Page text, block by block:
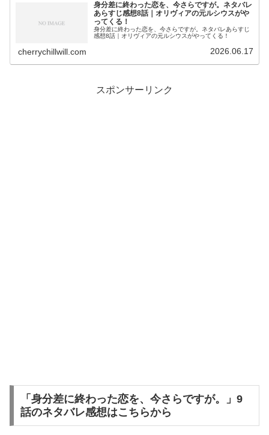
身分差に終わった恋を、今さらですが。ネタバレ
あらすじ感想8話｜オリヴィアの元ルシウスがや
ってくる！
身分差に終わった恋を、今さらですが。ネタバレあらすじ
感想8話｜オリヴィアの元ルシウスがやってくる！
cherrychillwill.com 2026.06.17
スポンサーリンク
「身分差に終わった恋を、今さらですが。」9
話のネタバレ感想はこちらから